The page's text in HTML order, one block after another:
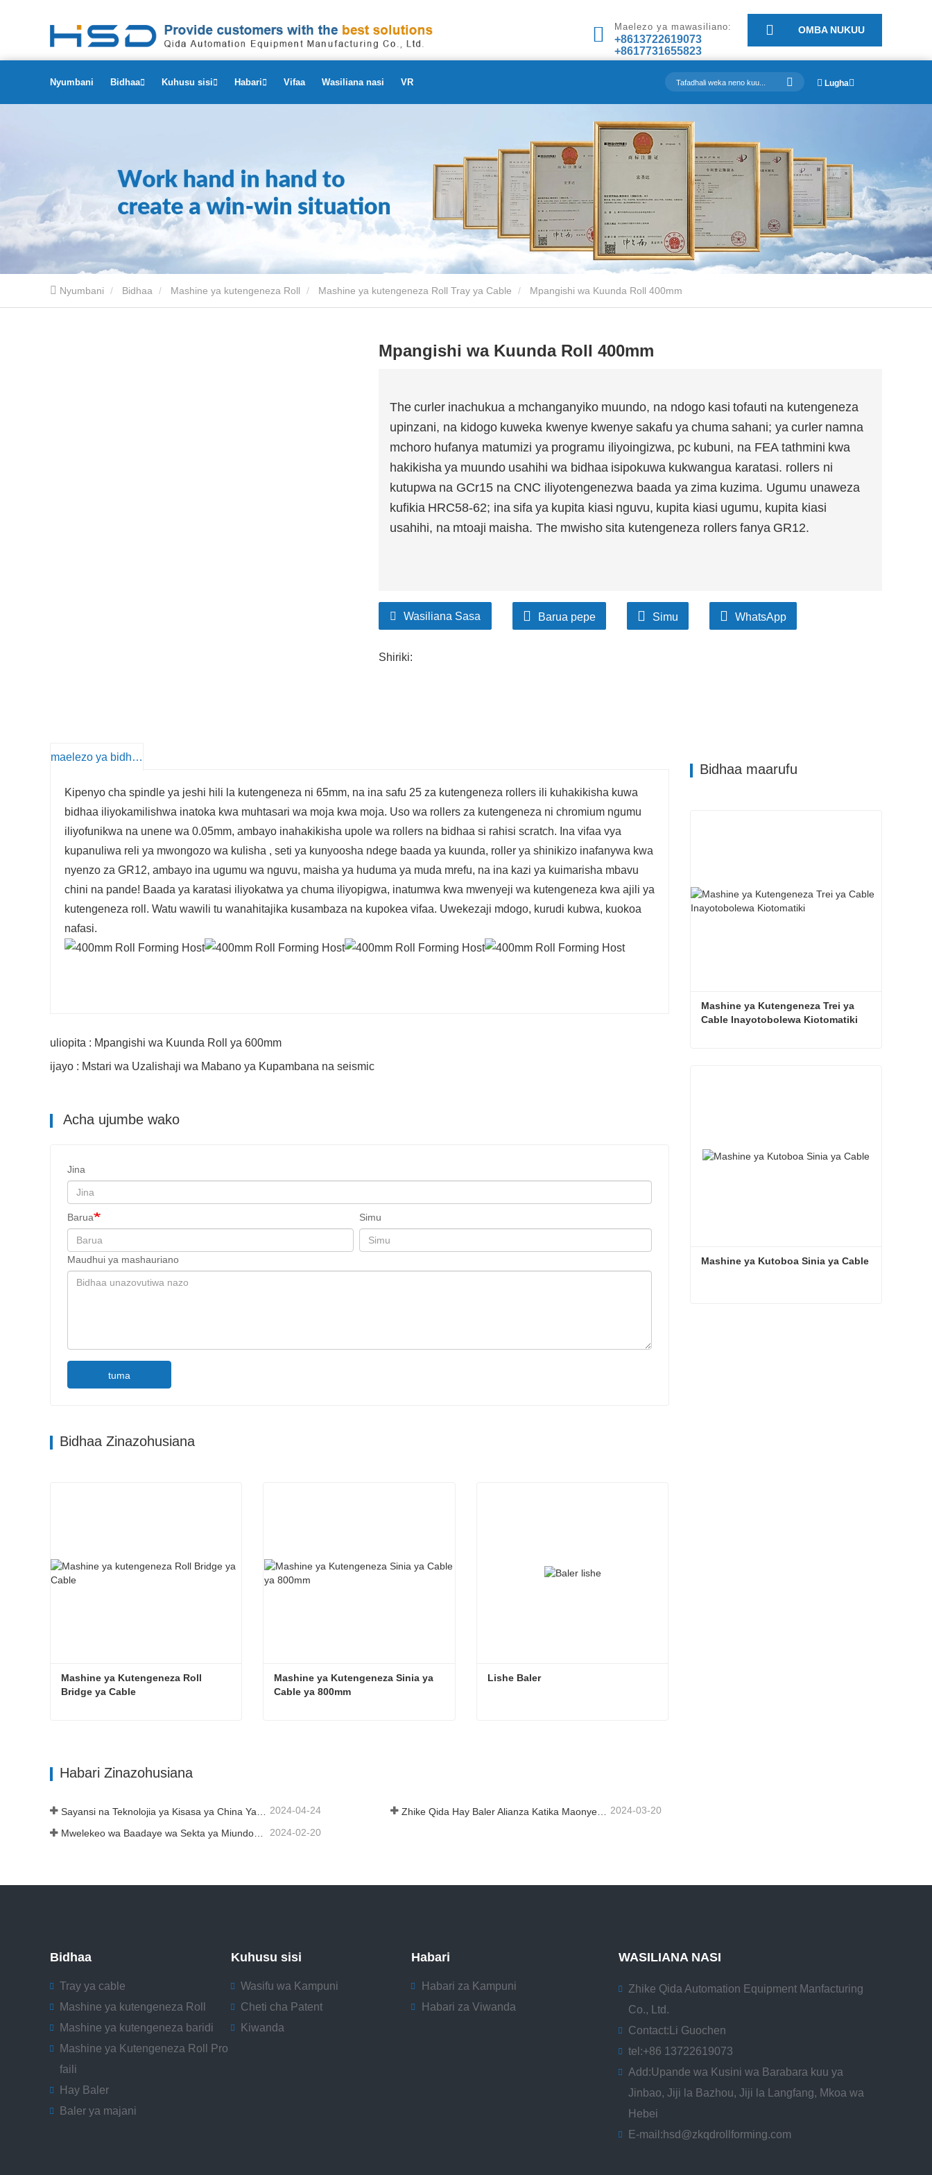
Maelezo ya mawasiliano:
+8613722619073
+8617731655823
OMBA NUKUU
Nyumbani Bidhaa Kuhusu sisi Habari Vifaa Wasiliana nasi VR Lugha
Nyumbani Bidhaa Mashine ya kutengeneza Roll Mashine ya kutengeneza Roll Tray ya Cable Mpangishi wa Kuunda Roll 400mm
Mpangishi wa Kuunda Roll 400mm
The curler inachukua a mchanganyiko muundo, na ndogo kasi tofauti na kutengeneza
upinzani, na kidogo kuweka kwenye kwenye sakafu ya chuma sahani; ya curler namna
mchoro hufanya matumizi ya programu iliyoingizwa, pc kubuni, na FEA tathmini kwa
hakikisha ya muundo usahihi wa bidhaa isipokuwa kukwangua karatasi. rollers ni
kutupwa na GCr15 na CNC iliyotengenezwa baada ya zima kuzima. Ugumu unaweza
kufikia HRC58-62; ina sifa ya kupita kiasi nguvu, kupita kiasi ugumu, kupita kiasi
usahihi, na mtoaji maisha. The mwisho sita kutengeneza rollers fanya GR12.
Wasiliana Sasa Barua pepe Simu WhatsApp
Shiriki:
maelezo ya bidhaa
Kipenyo cha spindle ya jeshi hili la kutengeneza ni 65mm, na ina safu 25 za kutengeneza rollers ili kuhakikisha kuwa
bidhaa iliyokamilishwa inatoka kwa muhtasari wa moja kwa moja. Uso wa rollers za kutengeneza ni chromium ngumu
iliyofunikwa na unene wa 0.05mm, ambayo inahakikisha upole wa rollers na bidhaa si rahisi scratch. Ina vifaa vya
kupanuliwa reli ya mwongozo wa kulisha , seti ya kunyoosha ndege baada ya kuunda, roller ya shinikizo inafanywa kwa
nyenzo za GR12, ambayo ina ugumu wa nguvu, maisha ya huduma ya muda mrefu, na ina kazi ya kuimarisha mbavu
chini na pande! Baada ya karatasi iliyokatwa ya chuma iliyopigwa, inatumwa kwa mwenyeji wa kutengeneza kwa ajili ya
kutengeneza roll. Watu wawili tu wanahitajika kusambaza na kupokea vifaa. Uwekezaji mdogo, kurudi kubwa, kuokoa
nafasi.
uliopita : Mpangishi wa Kuunda Roll ya 600mm
ijayo : Mstari wa Uzalishaji wa Mabano ya Kupambana na seismic
Acha ujumbe wako
Jina
Barua Simu
Maudhui ya mashauriano
tuma
Bidhaa Zinazohusiana
Mashine ya Kutengeneza Roll
Bridge ya Cable
Mashine ya Kutengeneza Sinia ya
Cable ya 800mm
Lishe Baler
Habari Zinazohusiana
2024-04-24 Zhike Qida Hay Baler Alianza Katika Maonyesho ya Mitambo ya Kilimo ya Heilongjiang 2024-03-20
2024-02-20
Bidhaa maarufu
Mashine ya Kutengeneza Trei ya
Cable Inayotobolewa Kiotomatiki
Mashine ya Kutoboa Sinia ya Cable
Bidhaa
Tray ya cable
Mashine ya kutengeneza Roll
Mashine ya kutengeneza baridi
Mashine ya Kutengeneza Roll Pro
faili
Hay Baler
Baler ya majani
Kuhusu sisi
Wasifu wa Kampuni
Cheti cha Patent
Kiwanda
Habari
Habari za Kampuni
Habari za Viwanda
WASILIANA NASI
Zhike Qida Automation Equipment Manfacturing
Co., Ltd.
Contact: Li Guochen
tel:+86 13722619073
Add:Upande wa Kusini wa Barabara kuu ya
Jinbao, Jiji la Bazhou, Jiji la Langfang, Mkoa wa
Hebei
E-mail: hsd@zkqdrollforming.com